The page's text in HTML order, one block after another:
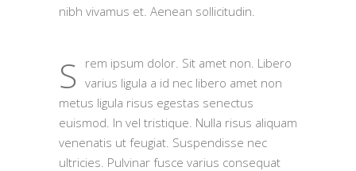
nibh vivamus et. Aenean sollicitudin.
S
rem ipsum dolor. Sit amet non. Libero
varius ligula a id nec libero amet non
metus ligula risus egestas senectus
euismod. In vel tristique. Nulla risus aliquam
venenatis ut feugiat. Suspendisse nec
ultricies. Pulvinar fusce varius consequat